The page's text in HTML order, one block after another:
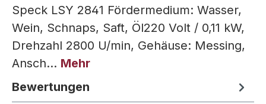
Speck LSY 2841 Fördermedium: Wasser,
Wein, Schnaps, Saft, Öl220 Volt / 0,11 kW,
Drehzahl 2800 U/min, Gehäuse: Messing,
Ansch… Mehr
Bewertungen